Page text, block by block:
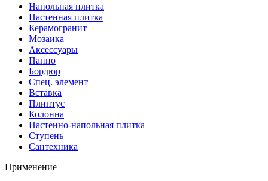
Напольная плитка
Настенная плитка
Керамогранит
Мозаика
Аксессуары
Панно
Бордюр
Спец. элемент
Вставка
Плинтус
Колонна
Настенно-напольная плитка
Ступень
Сантехника
Применение